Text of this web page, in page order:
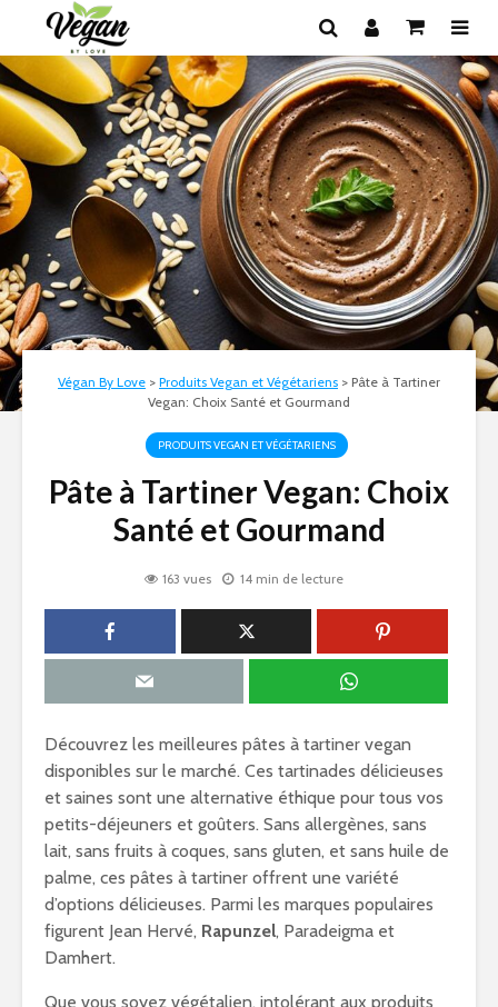
Végan By Love > Produits Vegan et Végétariens > Pâte à Tartiner
Vegan: Choix Santé et Gourmand
PRODUITS VEGAN ET VÉGÉTARIENS
Pâte à Tartiner Vegan: Choix
Santé et Gourmand
163 vues 14 min de lecture
Découvrez les meilleures pâtes à tartiner vegan
disponibles sur le marché. Ces tartinades délicieuses
et saines sont une alternative éthique pour tous vos
petits-déjeuners et goûters. Sans allergènes, sans
lait, sans fruits à coques, sans gluten, et sans huile de
palme, ces pâtes à tartiner offrent une variété
d’options délicieuses. Parmi les marques populaires
figurent Jean Hervé, Rapunzel, Paradeigma et
Damhert.
Que vous soyez végétalien, intolérant aux produits